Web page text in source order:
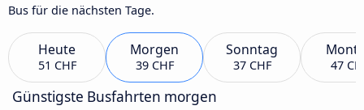
Bus für die nächsten Tage.
Heute
51 CHF
Morgen
39 CHF
Sonntag
37 CHF 47
Günstigste Busfahrten morgen